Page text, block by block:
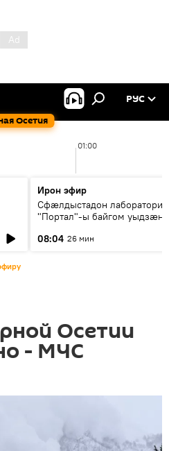
Осетия
РУС
01:00
Ирон эфир
Сфæлдыстадон лаборатори
"Портал"-ы байгом уыдзæн
Æхсары куыстыты равдыст
08:04 26 мин
Осетии
- МЧС